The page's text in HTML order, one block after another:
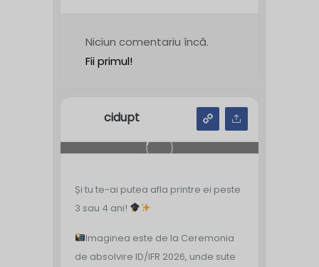
Niciun comentariu încă.
Fii primul!
cidupt
Și tu te-ai putea afla printre ei peste
3 sau 4 ani!
Imaginea este de la Ceremonia
de absolvire ID/IFR 2026, unde sute